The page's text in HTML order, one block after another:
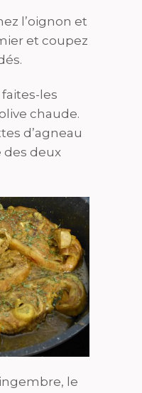
l’oignon et
et coupez
les
chaude.
d’agneau
des deux
le